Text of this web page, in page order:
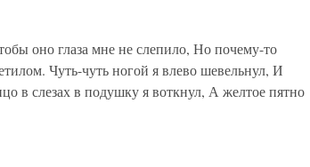
оно глаза мне не слепило, Но почему-то
Чуть-чуть ногой я влево шевельнул, И
в слезах в подушку я воткнул, А желтое пятно